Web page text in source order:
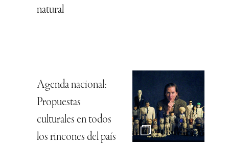
natural
Agenda nacional:
Propuestas
culturales en todos
los rincones del país